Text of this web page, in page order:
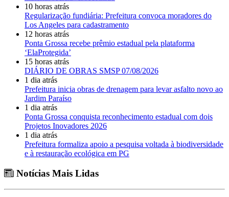
10 horas atrás
Regularização fundiária: Prefeitura convoca moradores do
Los Angeles para cadastramento
12 horas atrás
Ponta Grossa recebe prêmio estadual pela plataforma
‘ElaProtegida’
15 horas atrás
DIÁRIO DE OBRAS SMSP 07/08/2026
1 dia atrás
Prefeitura inicia obras de drenagem para levar asfalto novo ao
Jardim Paraíso
1 dia atrás
Ponta Grossa conquista reconhecimento estadual com dois
Projetos Inovadores 2026
1 dia atrás
Prefeitura formaliza apoio a pesquisa voltada à biodiversidade
e à restauração ecológica em PG
Notícias Mais Lidas